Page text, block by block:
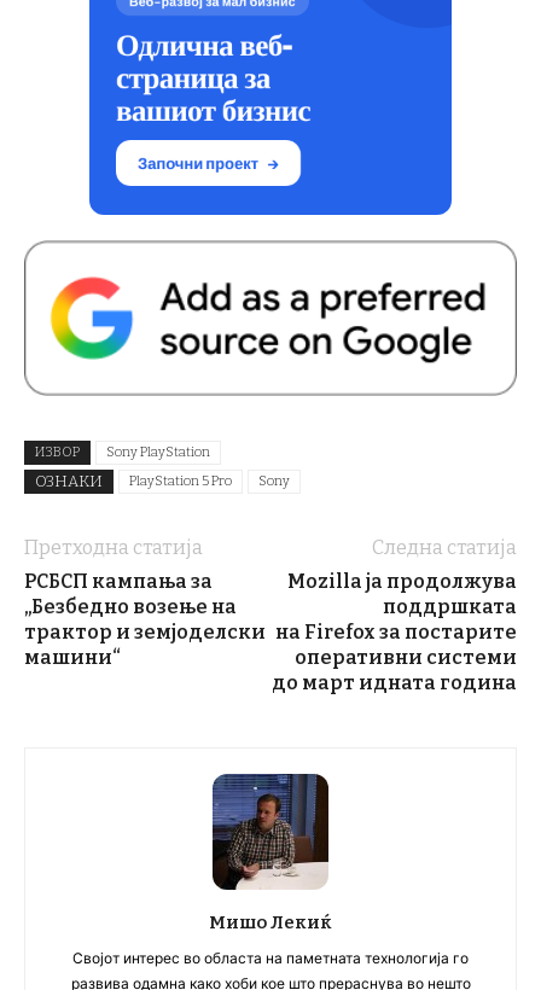
ИЗВОР Sony PlayStation
ОЗНАКИ PlayStation 5 Pro Sony
Претходна статија
РСБСП кампања за
„Безбедно возење на
трактор и земјоделски
машини“
Следна статија
Mozilla ја продолжува
поддршката
на Firefox за постарите
оперативни системи
до март идната година
Мишо Лекиќ
Својот интерес во областа на паметната технологија го
развива одамна како хоби кое што прераснува во нешто